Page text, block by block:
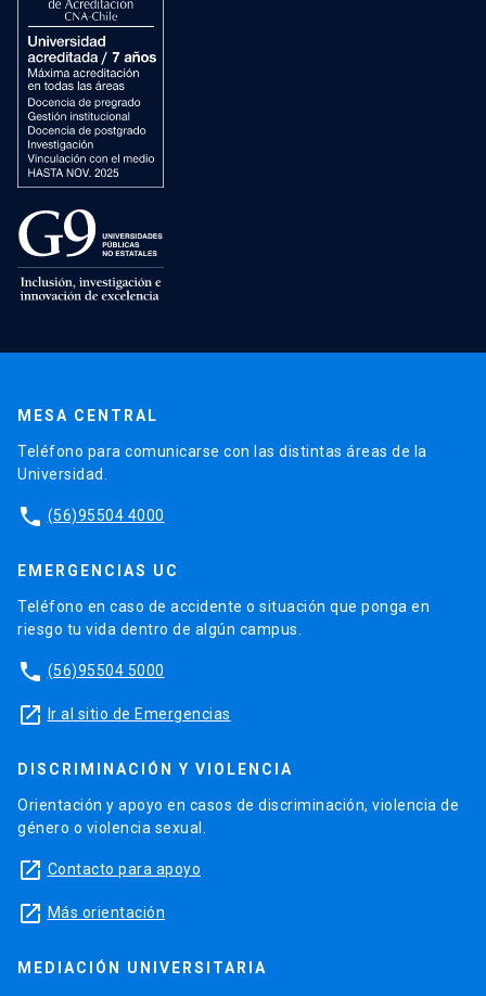
MESA CENTRAL
Teléfono para comunicarse con las distintas áreas de la
Universidad.
phone (56)95504 4000
EMERGENCIAS UC
Teléfono en caso de accidente o situación que ponga en
riesgo tu vida dentro de algún campus.
phone (56)95504 5000
launch Ir al sitio de Emergencias
DISCRIMINACIÓN Y VIOLENCIA
Orientación y apoyo en casos de discriminación, violencia de
género o violencia sexual.
launch Contacto para apoyo
launch Más orientación
MEDIACIÓN UNIVERSITARIA